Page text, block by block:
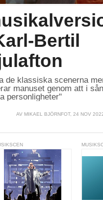
Bertil
de klassiska scenerna
manuset genom att i
personligheter"
AV MIKAEL BJÖRNFOT, 24 NOV